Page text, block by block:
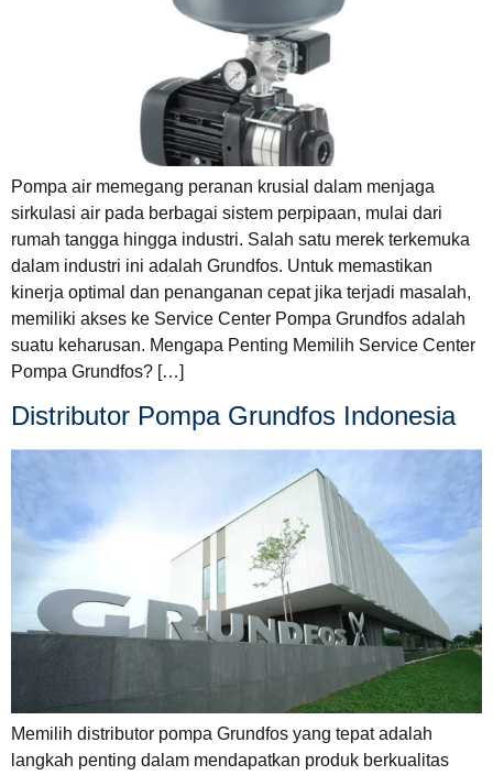
Pompa air memegang peranan krusial dalam menjaga
sirkulasi air pada berbagai sistem perpipaan, mulai dari
rumah tangga hingga industri. Salah satu merek terkemuka
dalam industri ini adalah Grundfos. Untuk memastikan
kinerja optimal dan penanganan cepat jika terjadi masalah,
memiliki akses ke Service Center Pompa Grundfos adalah
suatu keharusan. Mengapa Penting Memilih Service Center
Pompa Grundfos? […]
Distributor Pompa Grundfos Indonesia
Memilih distributor pompa Grundfos yang tepat adalah
langkah penting dalam mendapatkan produk berkualitas